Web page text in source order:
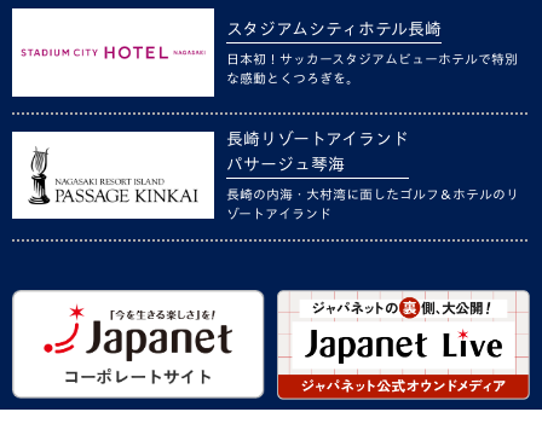
スタジアムシティホテル長崎
日本初！サッカースタジアムビューホテルで特別
な感動とくつろぎを。
長崎リゾートアイランド
パサージュ琴海
長崎の内海・大村湾に面したゴルフ＆ホテルのリ
ゾートアイランド